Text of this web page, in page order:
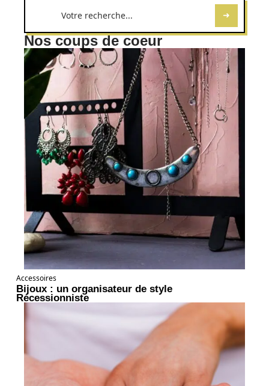
Nos coups de coeur
Accessoires
Bijoux : un organisateur de style
Récessionniste